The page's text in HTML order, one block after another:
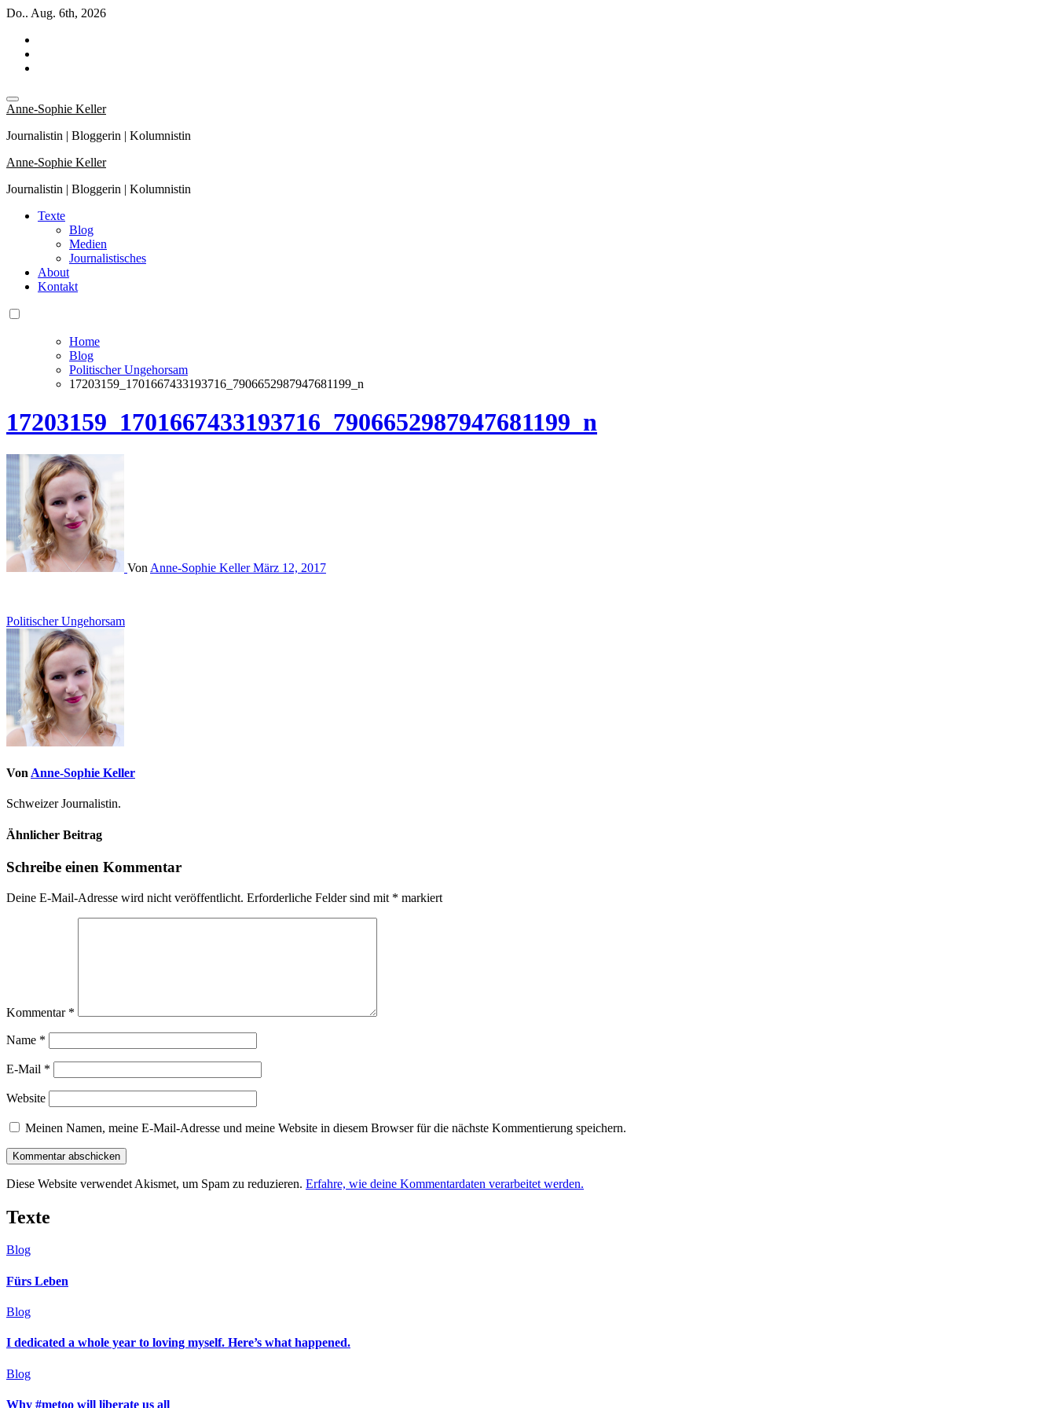
Zum
springen
Do.. Aug. 6th, 2026
Anne-Sophie Keller
Journalistin | Bloggerin | Kolumnistin
Anne-Sophie Keller
Journalistin | Bloggerin | Kolumnistin
Texte
Blog
Medien
Journalistisches
About
Kontakt
Home
Blog
Politischer Ungehorsam
17203159_1701667433193716_7906652987947681199_n
17203159_1701667433193716_7906652987947681199_n
Von Anne-Sophie KellerMärz 12, 2017
Beitrags-
Navigation
Politischer Ungehorsam
Von Anne-Sophie Keller
Schweizer Journalistin.
Ähnlicher Beitrag
Schreibe einen Kommentar
Deine E-Mail-Adresse wird nicht veröffentlicht. Erforderliche Felder sind mit * markiert
Kommentar *
Name *
E-Mail *
Website
Meinen Namen, meine E-Mail-Adresse und meine Website in diesem Browser für die nächste Kommentierung speichern.
Diese Website verwendet Akismet, um Spam zu reduzieren. Erfahre, wie deine Kommentardaten verarbeitet werden.
Texte
Blog
Fürs Leben
Blog
I dedicated a whole year to loving myself. Here’s what happened.
Blog
Why #metoo will liberate us all